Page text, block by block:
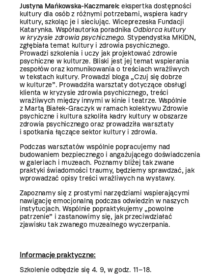
Justyna Mańkowska-Kaczmarek: ekspertka dostępności
kultury dla osób z różnymi potrzebami, wspiera kadry
kultury, szkoląc je i sieciując. Wiceprezeska Fundacji
Katarynka. Współautorka poradnika Odbiorca kultury
w kryzysie zdrowia psychicznego. Stypendystka MKiDN,
zgłębiała temat kultury i zdrowia psychicznego.
Prowadzi szkolenia i uczy jak projektować zdrowie
psychiczne w kulturze. Bliski jest jej temat wspierania
zespołów oraz komunikowania o treściach wrażliwych
w tekstach kultury. Prowadzi bloga „Czuj się dobrze
w kulturze”. Prowadziła warsztaty dotyczące obsługi
klienta w kryzysie zdrowia psychicznego, treści
wrażliwych między innymi w kinie i teatrze. Wspólnie
z Martą Białek-Graczyk w ramach kolektywu Zdrowie
psychiczne i kultura szkoliła kadry kultury w obszarze
zdrowia psychicznego oraz prowadziła warsztaty
i spotkania łączące sektor kultury i zdrowia.
Podczas warsztatów wspólnie popracujemy nad
budowaniem bezpiecznego i angażującego doświadczenia
w galeriach i muzeach. Poznamy bliżej tak zwane
praktyki świadomości traumy, będziemy sprawdzać, jak
wprowadzać opisy treści wrażliwych na wystawy.
Zapoznamy się z prostymi narzędziami wspierającymi
nawigację emocjonalną podczas odwiedzin w naszych
instytucjach. Wspólnie popraktykujemy „powolne
patrzenie” i zastanowimy się, jak przeciwdziałać
zjawisku tak zwanego muzealnego wyczerpania.
Informacje praktyczne:
Szkolenie odbędzie się 4. 9, w godz. 11–18.